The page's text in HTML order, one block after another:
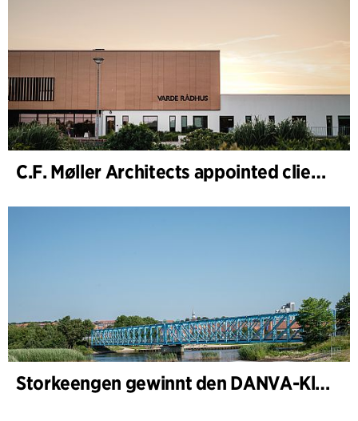
C.F. Møller Architects appointed client adviser for the expansion of Varde Town Hall
Storkeengen gewinnt den DANVA-Klimapreis 2025 – und baut auf bisherigen Architektur- Auszeichnungen auf